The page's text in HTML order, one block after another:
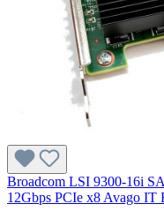
Broadcom LSI 9300-16i
12Gbps PCIe x8 Avago IT